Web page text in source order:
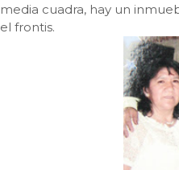
media cuadra, hay un
el frontis.